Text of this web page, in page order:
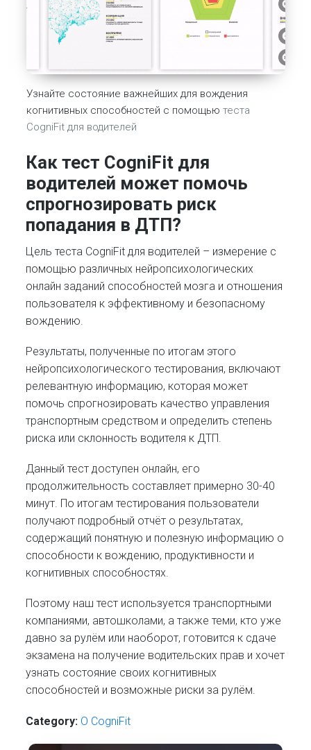
Узнайте состояние важнейших для вождения
когнитивных способностей с помощью теста
CogniFit для водителей
Как тест CogniFit для
водителей может помочь
спрогнозировать риск
попадания в ДТП?
Цель теста CogniFit для водителей – измерение с
помощью различных нейропсихологических
онлайн заданий способностей мозга и отношения
пользователя к эффективному и безопасному
вождению.
Результаты, полученные по итогам этого
нейропсихологического тестирования, включают
релевантную информацию, которая может
помочь спрогнозировать качество управления
транспортным средством и определить степень
риска или склонность водителя к ДТП.
Данный тест доступен онлайн, его
продолжительность составляет примерно 30-40
минут. По итогам тестирования пользователи
получают подробный отчёт о результатах,
содержащий понятную и полезную информацию о
способности к вождению, продуктивности и
когнитивных способностях.
Поэтому наш тест используется транспортными
компаниями, автошколами, а также теми, кто уже
давно за рулём или наоборот, готовится к сдаче
экзамена на получение водительских прав и хочет
узнать состояние своих когнитивных
способностей и возможные риски за рулём.
Category: О CogniFit